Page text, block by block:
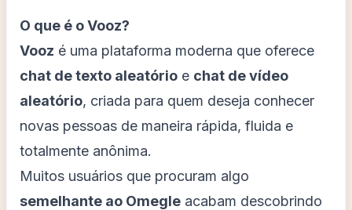
O que é o Vooz?
Vooz é uma plataforma moderna que oferece
chat de texto aleatório e chat de vídeo
aleatório, criada para quem deseja conhecer
novas pessoas de maneira rápida, fluida e
totalmente anônima.
Muitos usuários que procuram algo
semelhante ao Omegle acabam descobrindo